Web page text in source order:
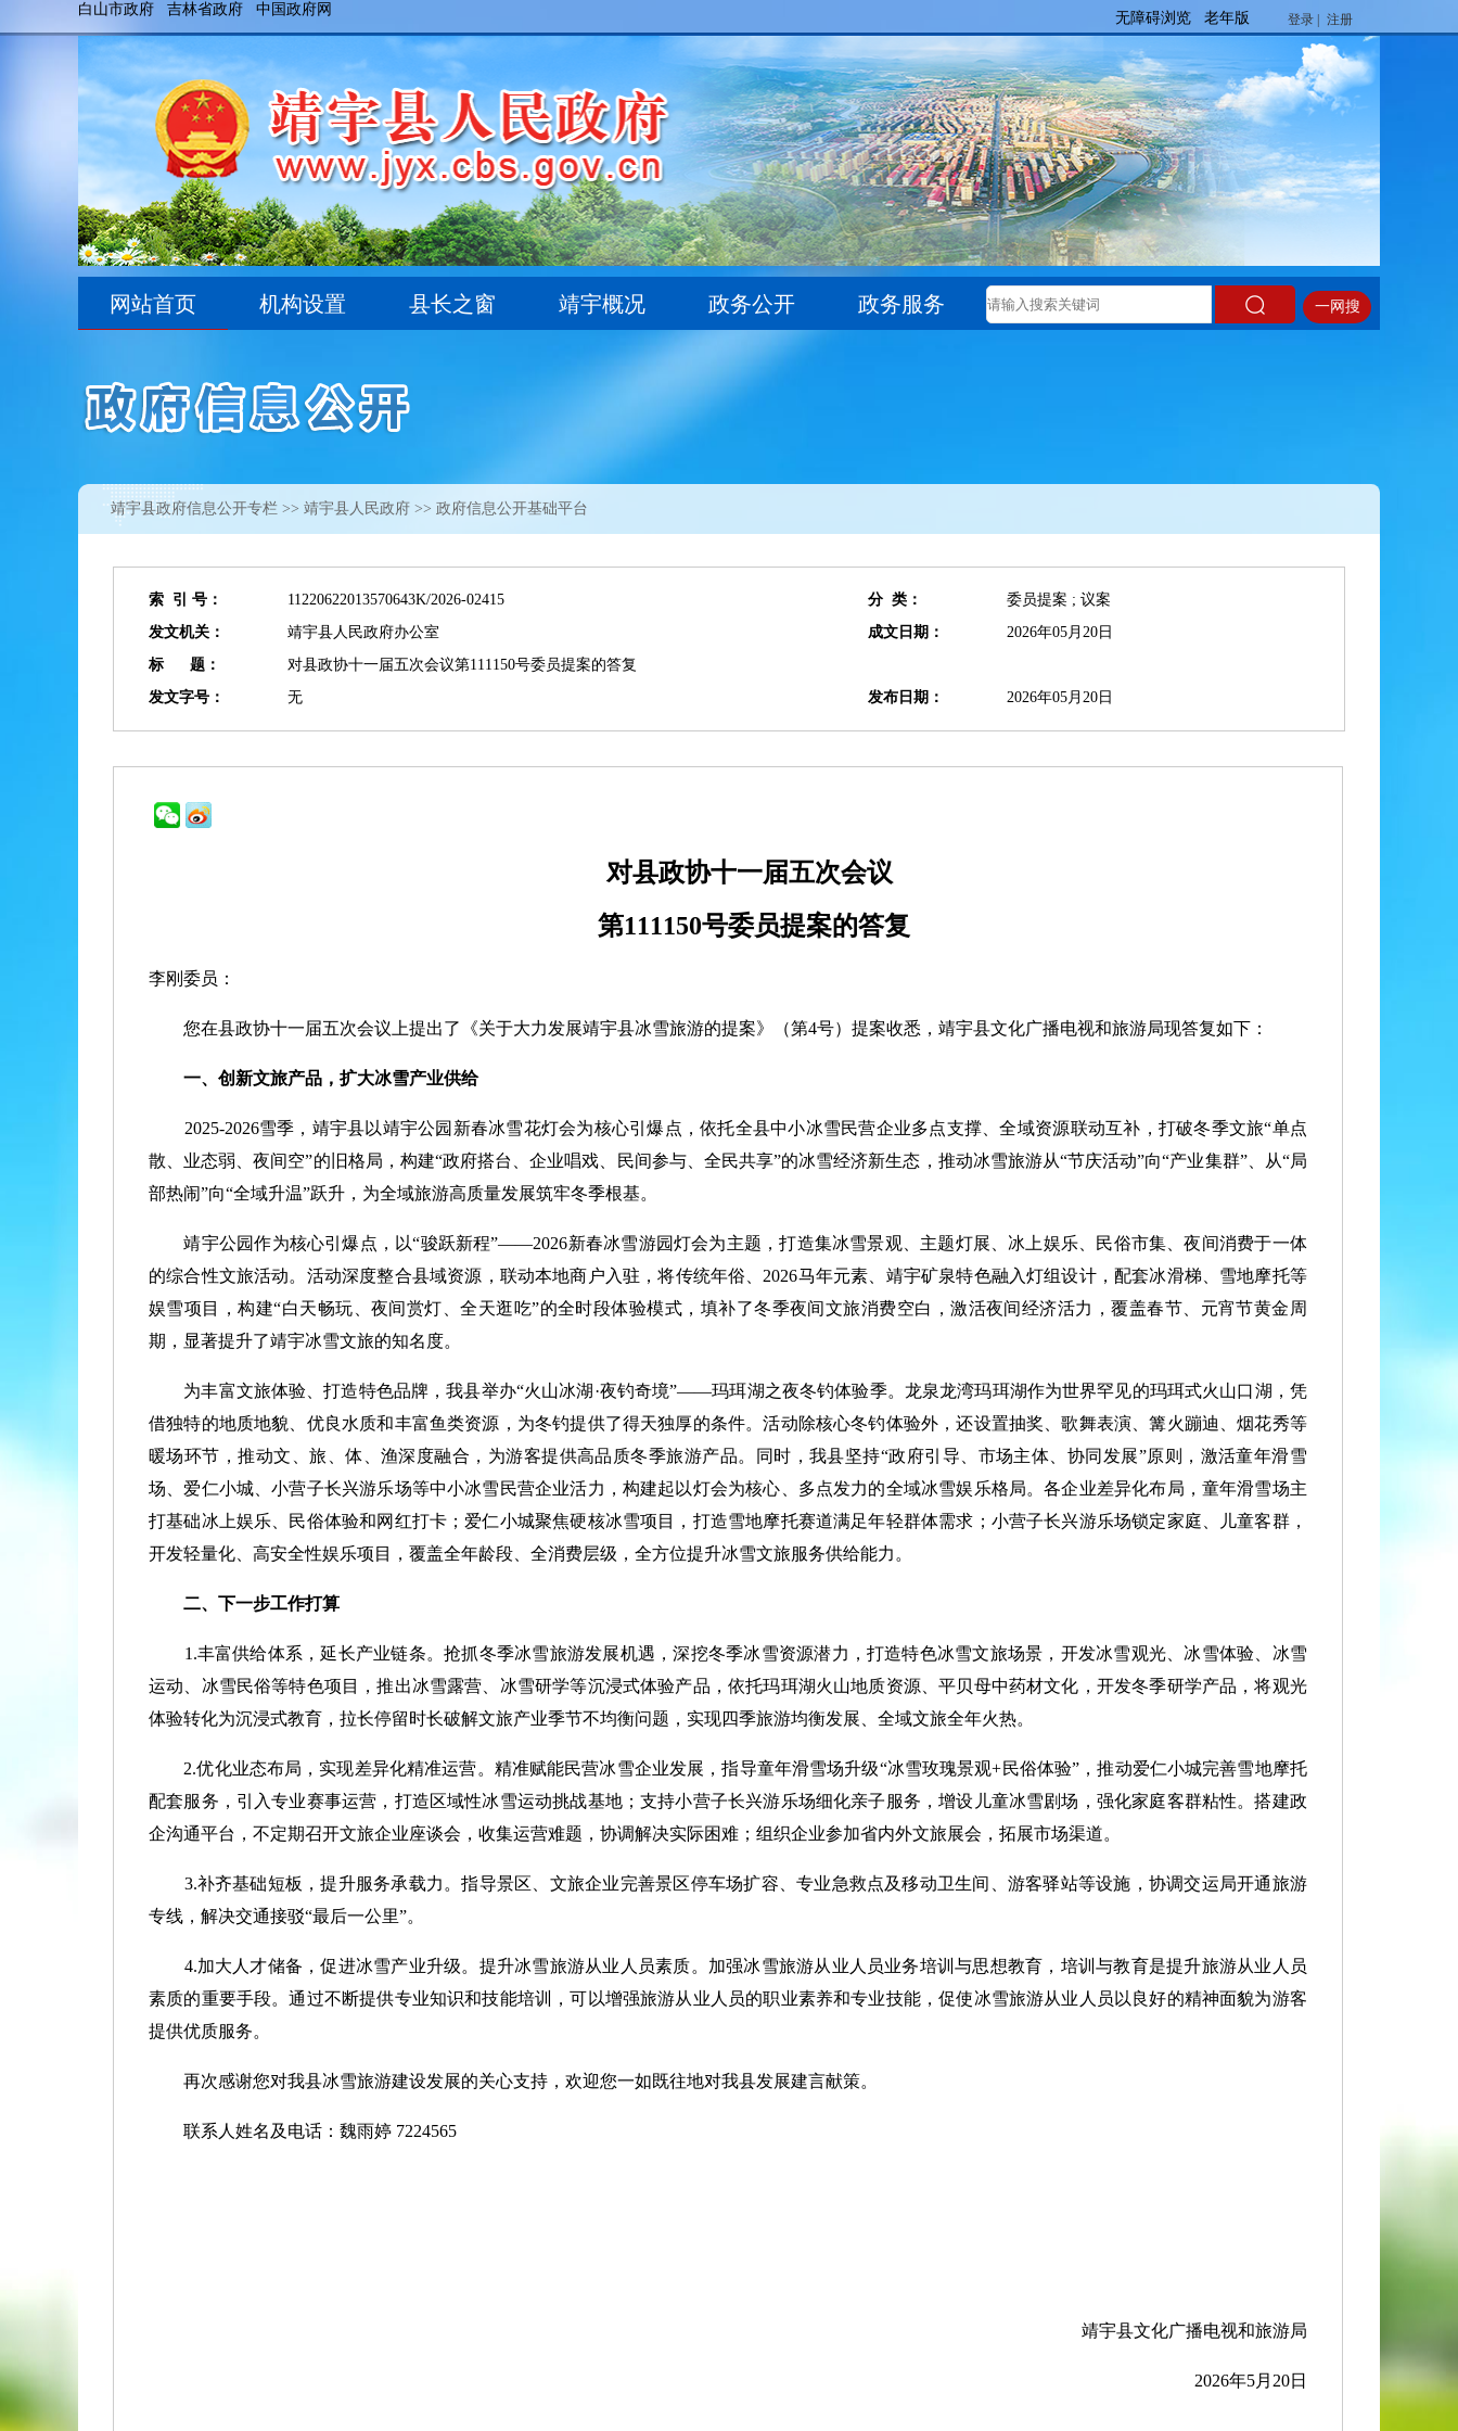
登录 | 注册
靖宇县政府信息公开专栏 >> 靖宇县人民政府 >> 政府信息公开基础平台
索 引 号： 11220622013570643K/2026-02415 分 类：
委员提案 ; 议案
发文机关：
靖宇县人民政府办公室 成文日期：
2026年05月20日
标 题：
对县政协十一届五次会议第111150号委员提案的答复
发文字号：
无 发布日期： 2026年05月20日
对县政协十一届五次会议
第111150号委员提案的答复
李刚委员：
您在县政协十一届五次会议上提出了《关于大力发展靖宇县冰雪旅游的提案》（第4号）提案收悉，靖宇县文化广播电视和旅游局现答复如下：
一、创新文旅产品，扩大冰雪产业供给
2025-2026雪季，靖宇县以靖宇公园新春冰雪花灯会为核心引爆点，依托全县中小冰雪民营企业多点支撑、全域资源联动互补，打破冬季文旅“单点
散、业态弱、夜间空”的旧格局，构建“政府搭台、企业唱戏、民间参与、全民共享”的冰雪经济新生态，推动冰雪旅游从“节庆活动”向“产业集群”、从“局
部热闹”向“全域升温”跃升，为全域旅游高质量发展筑牢冬季根基。
靖宇公园作为核心引爆点，以“骏跃新程”——2026新春冰雪游园灯会为主题，打造集冰雪景观、主题灯展、冰上娱乐、民俗市集、夜间消费于一体
的综合性文旅活动。活动深度整合县域资源，联动本地商户入驻，将传统年俗、2026马年元素、靖宇矿泉特色融入灯组设计，配套冰滑梯、雪地摩托等
娱雪项目，构建“白天畅玩、夜间赏灯、全天逛吃”的全时段体验模式，填补了冬季夜间文旅消费空白，激活夜间经济活力，覆盖春节、元宵节黄金周
期，显著提升了靖宇冰雪文旅的知名度。
为丰富文旅体验、打造特色品牌，我县举办“火山冰湖·夜钓奇境”——玛珥湖之夜冬钓体验季。龙泉龙湾玛珥湖作为世界罕见的玛珥式火山口湖，凭
借独特的地质地貌、优良水质和丰富鱼类资源，为冬钓提供了得天独厚的条件。活动除核心冬钓体验外，还设置抽奖、歌舞表演、篝火蹦迪、烟花秀等
暖场环节，推动文、旅、体、渔深度融合，为游客提供高品质冬季旅游产品。同时，我县坚持“政府引导、市场主体、协同发展”原则，激活童年滑雪
场、爱仁小城、小营子长兴游乐场等中小冰雪民营企业活力，构建起以灯会为核心、多点发力的全域冰雪娱乐格局。各企业差异化布局，童年滑雪场主
打基础冰上娱乐、民俗体验和网红打卡；爱仁小城聚焦硬核冰雪项目，打造雪地摩托赛道满足年轻群体需求；小营子长兴游乐场锁定家庭、儿童客群，
开发轻量化、高安全性娱乐项目，覆盖全年龄段、全消费层级，全方位提升冰雪文旅服务供给能力。
二、下一步工作打算
1.丰富供给体系，延长产业链条。抢抓冬季冰雪旅游发展机遇，深挖冬季冰雪资源潜力，打造特色冰雪文旅场景，开发冰雪观光、冰雪体验、冰雪
运动、冰雪民俗等特色项目，推出冰雪露营、冰雪研学等沉浸式体验产品，依托玛珥湖火山地质资源、平贝母中药材文化，开发冬季研学产品，将观光
体验转化为沉浸式教育，拉长停留时长破解文旅产业季节不均衡问题，实现四季旅游均衡发展、全域文旅全年火热。
2.优化业态布局，实现差异化精准运营。 精准赋能民营冰雪企业发展，指导童年滑雪场升级“冰雪玫瑰景观+民俗体验”，推动爱仁小城完善雪地摩托
配套服务，引入专业赛事运营，打造区域性冰雪运动挑战基地；支持小营子长兴游乐场细化亲子服务，增设儿童冰雪剧场，强化家庭客群粘性。搭建政
企沟通平台，不定期召开文旅企业座谈会，收集运营难题，协调解决实际困难；组织企业参加省内外文旅展会，拓展市场渠道。
3.补齐基础短板，提升服务承载力。指导景区、文旅企业完善景区停车场扩容、专业急救点及移动卫生间、游客驿站等设施，协调交运局开通旅游
专线，解决交通接驳“最后一公里”。
4.加大人才储备，促进冰雪产业升级。 提升冰雪旅游从业人员素质。加强冰雪旅游从业人员业务培训与思想教育，培训与教育是提升旅游从业人员
素质的重要手段。通过不断提供专业知识和技能培训，可以增强旅游从业人员的职业素养和专业技能，促使冰雪旅游从业人员以良好的精神面貌为游客
提供优质服务。
再次感谢您对我县冰雪旅游建设发展的关心支持，欢迎您一如既往地对我县发展建言献策。
联系人姓名及电话：魏雨婷 7224565
靖宇县文化广播电视和旅游局
2026年5月20日